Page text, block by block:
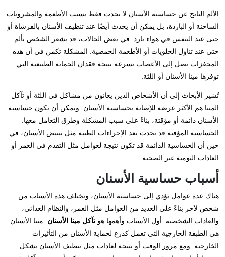
الألم الناتج عن حساسية الأسنان لا يحدث فقط بسبب الأطعمة والمشروبات
الساخنة أو الباردة، بل يمكن أن يحدث أيضًا عند تنظيف الأسنان بالفرشاة أو
حتى عند التنفس في هواء بارد. في بعض الحالات، قد يشعر الشخص بألم
حتى عند تناول الحلويات أو الأطعمة الحمضية. المشكلة تكمن في أن هذه
المحفزات تصل إلى الأعصاب بسرعة نتيجة فقدان الحماية الطبيعية التي
توفرها مينا الأسنان أو اللثة.
تُشير الأبحاث إلى أن الأشخاص الذين يعانون من مشاكل في اللثة أو تآكل
المينا هم الأكثر عرضة للإصابة بحساسية الأسنان. ويمكن أن تكون حساسية
الأسنان دائمة أو مؤقتة، بناءً على سبب المشكلة وطرق التعامل معها.
الحساسية المؤقتة قد تحدث بعد الإجراءات الطبية مثل تبييض الأسنان، في
حين أن الحساسية الدائمة قد تكون نتيجة لعوامل مثل التقدم في العمر أو
العادات اليومية غير الصحية.
أسباب حساسية الأسنان
هناك عدة عوامل تؤدي إلى حساسية الأسنان، وتختلف هذه الأسباب من
شخص لآخر بناءً على العديد من العوامل مثل العمر، والنظام الغذائي،
والعادات الشخصية. أول الأسباب وأهمها هو تآكل مينا الأسنان. مينا الأسنان
هي الطبقة الخارجية التي تعمل كدرع لحماية الأسنان من التأثيرات
الخارجية. ومع مرور الوقت أو نتيجة لعادات مثل تنظيف الأسنان بشكل